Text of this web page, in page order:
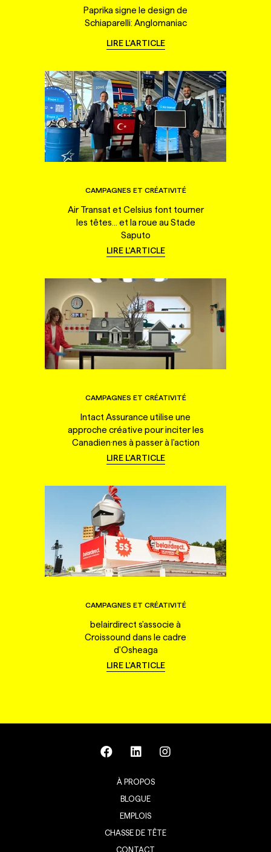
Paprika signe le design de
Schiaparelli: Anglomaniac
LIRE L'ARTICLE
CAMPAGNES ET CRÉATIVITÉ
Air Transat et Celsius font tourner
les têtes... et la roue au Stade
Saputo
LIRE L'ARTICLE
CAMPAGNES ET CRÉATIVITÉ
Intact Assurance utilise une
approche créative pour inciter les
Canadien·nes à passer à l'action
LIRE L'ARTICLE
CAMPAGNES ET CRÉATIVITÉ
belairdirect s'associe à
Croissound dans le cadre
d'Osheaga
LIRE L'ARTICLE
À PROPOS
BLOGUE
EMPLOIS
CHASSE DE TÊTE
CONTACT